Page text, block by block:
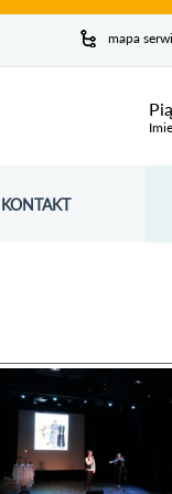
mapa
KONTAKT